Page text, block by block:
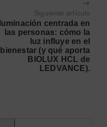
Siguiente artículo
Iluminación centrada en
las personas: cómo la
luz influye en el
bienestar (y qué aporta
BIOLUX HCL de
LEDVANCE).